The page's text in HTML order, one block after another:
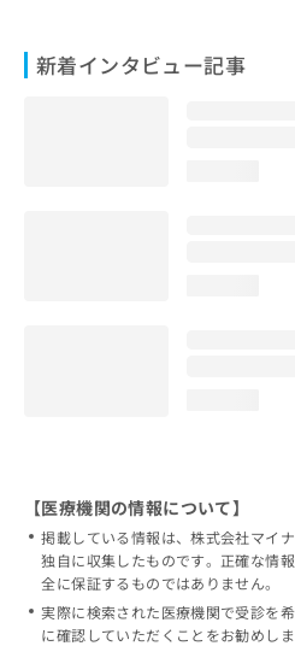
新着インタビュー記事
【医療機関の情報について】
掲載している情報は、株式会社マイ
独自に収集したものです。正確な情
全に保証するものではありません。
実際に検索された医療機関で受診を
に確認していただくことをお勧めしま